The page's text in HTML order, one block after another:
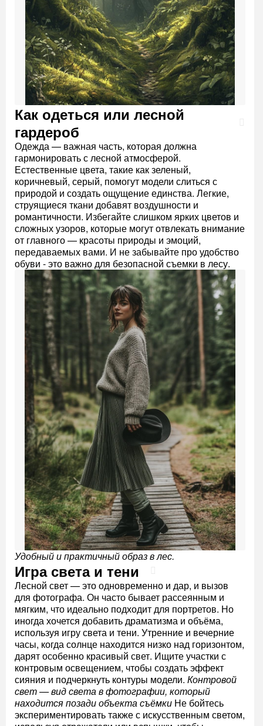
Как одеться или лесной
гардероб
Одежда — важная часть, которая должна
гармонировать с лесной атмосферой.
Естественные цвета, такие как зеленый,
коричневый, серый, помогут модели слиться с
природой и создать ощущение единства. Легкие,
струящиеся ткани добавят воздушности и
романтичности. Избегайте слишком ярких цветов и
сложных узоров, которые могут отвлекать внимание
от главного — красоты природы и эмоций,
передаваемых вами. И не забывайте про удобство
обуви - это важно для безопасной съемки в лесу.
Удобный и практичный образ в лес.
Игра света и тени
Лесной свет — это одновременно и дар, и вызов
для фотографа. Он часто бывает рассеянным и
мягким, что идеально подходит для портретов. Но
иногда хочется добавить драматизма и объёма,
используя игру света и тени. Утренние и вечерние
часы, когда солнце находится низко над горизонтом,
дарят особенно красивый свет. Ищите участки с
контровым освещением, чтобы создать эффект
сияния и подчеркнуть контуры модели. Контровой
свет — вид света в фотографии, который
находится позади объекта съёмки Не бойтесь
экспериментировать также с искусственным светом,